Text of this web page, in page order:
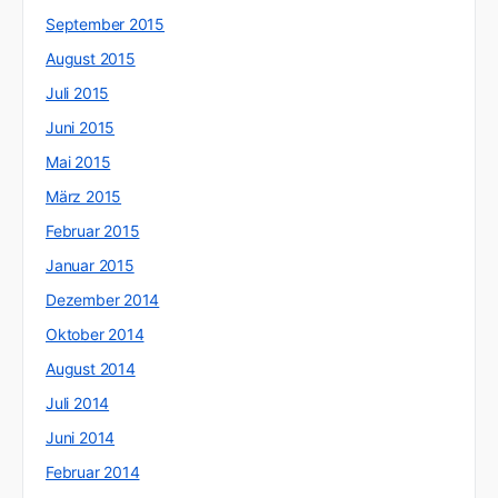
September 2015
August 2015
Juli 2015
Juni 2015
Mai 2015
März 2015
Februar 2015
Januar 2015
Dezember 2014
Oktober 2014
August 2014
Juli 2014
Juni 2014
Februar 2014